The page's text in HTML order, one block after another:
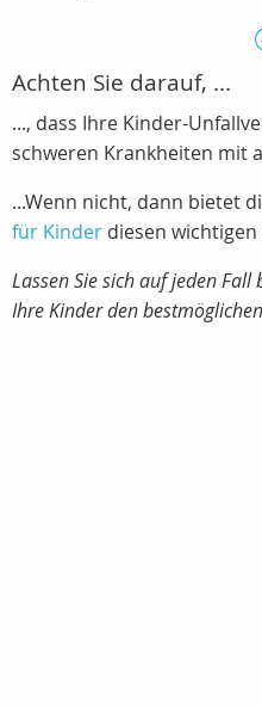
Achten Sie darauf, ...
..., dass Ihre Kinder-
schweren Krankheiten mit
...Wenn nicht, dann bietet
für Kinder diesen
Lassen Sie sich auf jeden
Ihre Kinder den